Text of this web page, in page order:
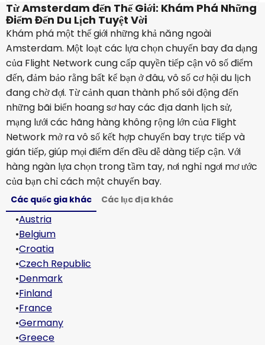
Từ Amsterdam đến Thế Giới: Khám Phá Những
Điểm Đến Du Lịch Tuyệt Vời
Khám phá một thế giới những khả năng ngoài
Amsterdam. Một loạt các lựa chọn chuyến bay đa dạng
của Flight Network cung cấp quyền tiếp cận vô số điểm
đến, đảm bảo rằng bất kể bạn ở đâu, vô số cơ hội du lịch
đang chờ đợi. Từ cảnh quan thành phố sôi động đến
những bãi biển hoang sơ hay các địa danh lịch sử,
mạng lưới các hãng hàng không rộng lớn của Flight
Network mở ra vô số kết hợp chuyến bay trực tiếp và
gián tiếp, giúp mọi điểm đến đều dễ dàng tiếp cận. Với
hàng ngàn lựa chọn trong tầm tay, nơi nghỉ ngơi mơ ước
của bạn chỉ cách một chuyến bay.
Các quốc gia khác Các lục địa khác
•Austria
•Belgium
•Croatia
•Czech Republic
•Denmark
•Finland
•France
•Germany
•Greece